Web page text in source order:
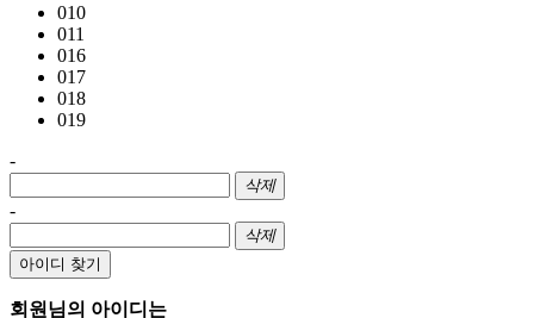
010
011
016
017
018
019
-
삭제
-
삭제
아이디 찾기
회원님의 아이디는